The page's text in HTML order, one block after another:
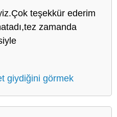
teşekkür ederim
zamanda
giydiğini görmek